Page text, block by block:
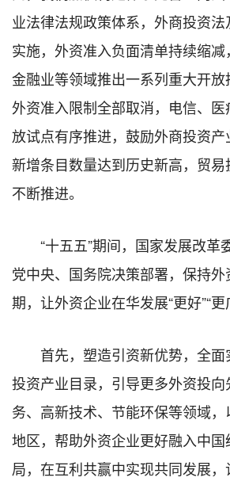
业法律法规政策体系，外商投资
实施，外资准入负面清单持续缩减
金融业等领域推出一系列重大开
外资准入限制全部取消，电信、
放试点有序推进，鼓励外商投资产
新增条目数量达到历史新高，贸
不断推进。
“十五五”期间，国家发展改革
党中央、国务院决策部署，保持
期，让外资企业在华发展“更好”“更
首先，塑造引资新优势，全
投资产业目录，引导更多外资投
务、高新技术、节能环保等领域
地区，帮助外资企业更好融入中
局，在互利共赢中实现共同发展